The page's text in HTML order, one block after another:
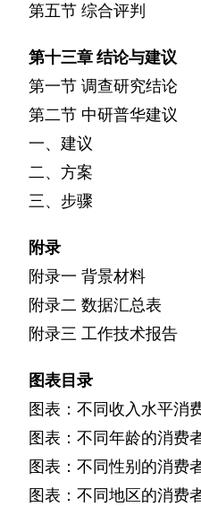
第五节 综合评判
第十三章结论与建议
第一节 调查研究结论
第二节 中研普华建议
一、建议
二、方案
三、步骤
附录
附录一 背景材料
附录二 数据汇总表
附录三 工作技术报告
图表目录
图表：不同收入水平消
图表：不同年龄的消费
图表：不同性别的消费
图表：不同地区的消费